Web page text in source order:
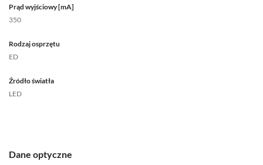
Prąd wyjściowy [mA]
350
Rodzaj osprzętu
ED
Źródło światła
LED
Dane optyczne